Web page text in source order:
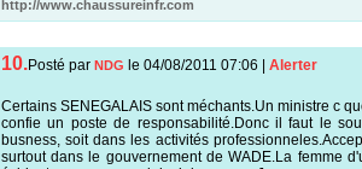
http://www.chaussureinfr.com
10.Posté par NDG le 04/08/2011 07:06 Alerter
Certains SENEGALAIS sont méchants.Un ministre c
confie un poste de responsabilité.Donc il faut le
busness, soit dans les activités
surtout dans le gouvernement de WADE.La femme